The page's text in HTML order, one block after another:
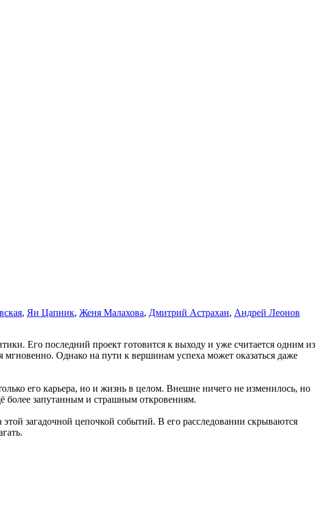
, Ян Цапник, Женя Малахова, Дмитрий Астрахан, Андрей Леонов
Его последний проект готовится к выходу и уже считается одним из
Однако на пути к вершинам успеха может оказаться даже
его карьера, но и жизнь в целом. Внешне ничего не изменилось, но
запутанным и страшным откровениям.
загадочной цепочкой событий. В его расследовании скрываются